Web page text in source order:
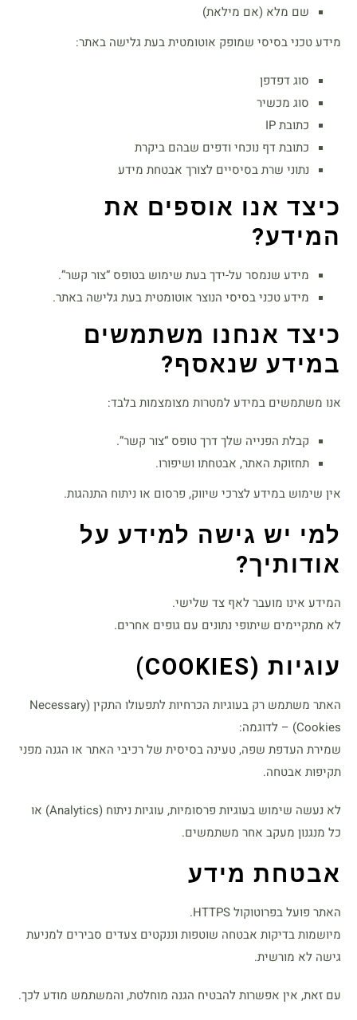
שם מלא (אם מילאת)
מידע טכני בסיסי שמופק אוטומטית בעת גלישה באתר:
סוג דפדפן
סוג מכשיר
כתובת IP
כתובת דף נוכחי ודפים שבהם ביקרת
נתוני שרת בסיסיים לצורך אבטחת מידע
כיצד אנו אוספים את
המידע?
מידע שנמסר על-ידך בעת שימוש בטופס “צור קשר”.
מידע טכני בסיסי הנוצר אוטומטית בעת גלישה באתר.
כיצד אנחנו משתמשים
במידע שנאסף?
אנו משתמשים במידע למטרות מצומצמות בלבד:
קבלת הפנייה שלך דרך טופס “צור קשר”.
תחזוקת האתר, אבטחתו ושיפורו.
אין שימוש במידע לצרכי שיווק, פרסום או ניתוח התנהגות.
למי יש גישה למידע על
אודותיך?
המידע אינו מועבר לאף צד שלישי.
לא מתקיימים שיתופי נתונים עם גופים אחרים.
עוגיות (COOKIES)
האתר משתמש רק בעוגיות הכרחיות לתפעולו התקין (Necessary
Cookies) – לדוגמה:
שמירת העדפת שפה, טעינה בסיסית של רכיבי האתר או הגנה מפני
תקיפות אבטחה.
לא נעשה שימוש בעוגיות פרסומיות, עוגיות ניתוח (Analytics) או
כל מנגנון מעקב אחר משתמשים.
אבטחת מידע
האתר פועל בפרוטוקול HTTPS.
מיושמות בדיקות אבטחה שוטפות וננקטים צעדים סבירים למניעת
גישה לא מורשית.
עם זאת, אין אפשרות להבטיח הגנה מוחלטת, והמשתמש מודע לכך.